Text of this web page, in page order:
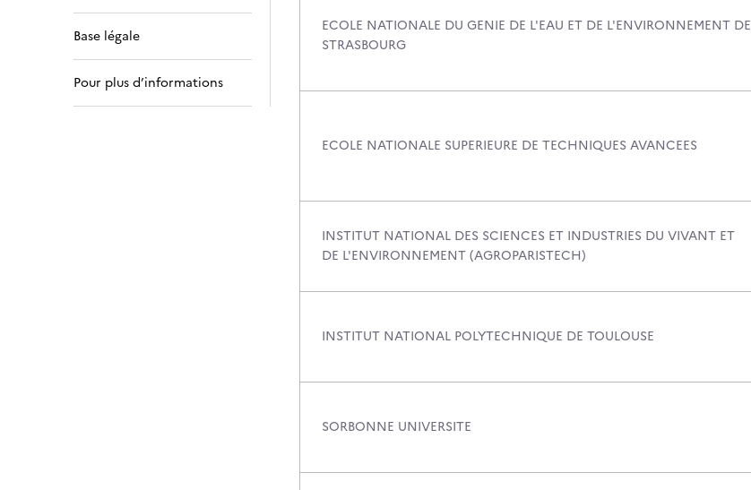
Base légale
Pour plus d’informations
ECOLE NATIONALE DU GENIE DE L'EAU ET DE L'ENVIRONNEMENT DE
STRASBOURG
ECOLE NATIONALE SUPERIEURE DE TECHNIQUES AVANCEES
INSTITUT NATIONAL DES SCIENCES ET INDUSTRIES DU VIVANT ET
DE L'ENVIRONNEMENT (AGROPARISTECH)
INSTITUT NATIONAL POLYTECHNIQUE DE TOULOUSE
SORBONNE UNIVERSITE